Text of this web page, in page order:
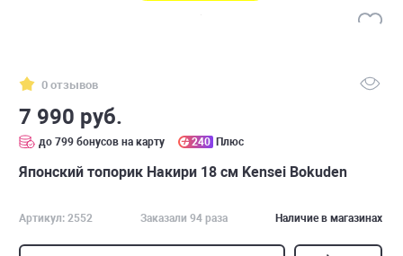
0 отзывов
7 990 руб.
до 799 бонусов на карту 240 Плюс
Японский топорик Накири 18 см Kensei Bokuden
Артикул: 2552 Заказали 94 раза Наличие в магазинах